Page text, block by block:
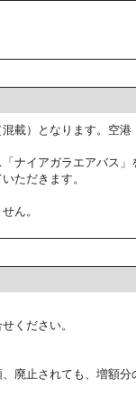
載）となります。空
ナイアガラエアバス
ただきます。
ん。
ください。
廃止されても、増額